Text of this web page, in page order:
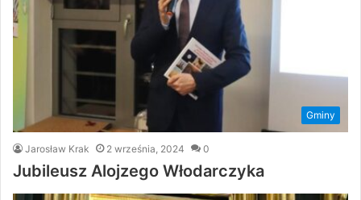
Gminy
Jarosław Krak 2 września, 2024 0
Jubileusz Alojzego Włodarczyka